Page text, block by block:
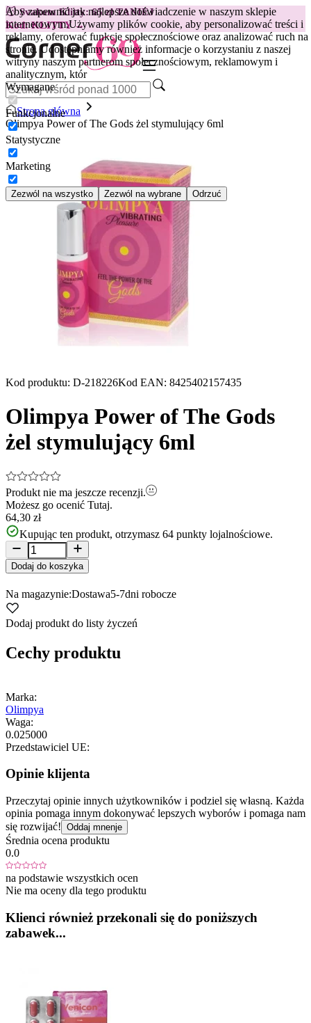
Aby zapewnić jak najlepsze doświadczenie w naszym sklepie
internetowym.Używamy plików cookie, aby personalizować treści i
reklamy, oferować funkcje społecznościowe oraz analizować ruch na
stronie. Udostępniamy również informacje o korzystaniu z naszej
witryny naszym partnerom społecznościowym, reklamowym i
analitycznym, któr
Wymagane
Funkcjonalne
Statystyczne
Marketing
Zezwól na wszystko Zezwól na wybrane Odrzuć
😽Svakom Klitty: 65 zł TANIEJ
Kod: KLITTY →
Strona główna
Olimpya Power of The Gods żel stymulujący 6ml
Kod produktu: D-218226Kod EAN: 8425402157435
Olimpya Power of The Gods
żel stymulujący 6ml
Produkt nie ma jeszcze recenzji.
Możesz go ocenić Tutaj.
64,30 zł
Kupując ten produkt, otrzymasz 64 punkty lojalnościowe.
Dodaj do koszyka
Na magazynie:Dostawa5-7dni robocze
Dodaj produkt do listy życzeń
Cechy produktu
Marka:
Olimpya
Waga:
0.025000
Przedstawiciel UE:
Opinie klijenta
Przeczytaj opinie innych użytkowników i podziel się własną. Każda
opinia pomaga innym dokonywać lepszych wyborów i pomaga nam
się rozwijać! Oddaj mnenje
Średnia ocena produktu
0.0
na podstawie wszystkich ocen
Nie ma oceny dla tego produktu
Klienci również przekonali się do poniższych
zabawek...